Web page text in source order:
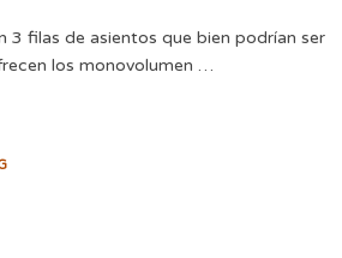
3 filas de asientos que bien podrían ser
los monovolumen …